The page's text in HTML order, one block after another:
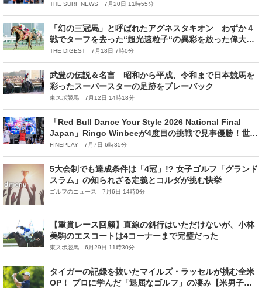
THE SURF NEWS 7月20日 11時55分
「幻の三冠馬」と呼ばれたアグネスタキオン わずか４
戦でターフを去った“超光速粒子“の異彩を放った偉大な
蹄跡【名馬列伝】
THE DIGEST 7月18日 7時0分
武豊の伝説＆名言 昭和から平成、令和まで日本競馬を
彩ったスーパースターの足跡をプレーバック
東スポ競馬 7月12日 14時18分
「Red Bull Dance Your Style 2026 National Final
Japan」Ringo Winbeeが4度目の挑戦で見事優勝！世界
最終予選へ駒を進める
FINEPLAY 7月7日 6時35分
5大会制でも達成条件は「4冠」!? 女子ゴルフ「グランド
スラム」の知られざる定義とコルダが挑む快挙
ゴルフのニュース 7月6日 14時0分
【重賞レース回顧】直線の斜行はいただけないが、小林
美駒のエスコートは4コーナーまで完璧だった
東スポ競馬 6月29日 11時30分
タイガーの記録を抜いたマイルズ・ラッセルが挑む全米
OP！ プロに学んだ「退屈なゴルフ」の凄み【米男子ツ